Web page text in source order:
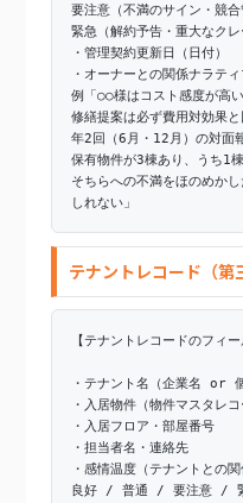
要注意（不満のサイン・競
緊急（解約予告・重大なクレ
・管理契約更新日（日付）
・オーナーとの関係ナラティ
例「○○様はコスト感度が高い
修繕提案は必ず費用対効果と
年2回（6月・12月）の対面
保有物件が3棟あり、うち1
そちらへの不満をほのめか
しれない」
テナントレコード（第
【テナントレコードのフィー
・テナント名（企業名 or 個
・入居物件（物件マスタレコ
・入居フロア・部屋番号
・担当者名・連絡先
・感情温度（テナントとの関
良好 / 普通 / 要注意 /